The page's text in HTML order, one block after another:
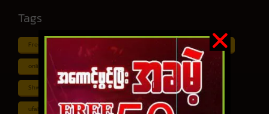
Tags
Free ငါး ပစ် ဂိမ်း Online ငါး ဂိမ်း apk
online ငါး ပစ် ဂိမ်းapp Shan Koe Mee ငါး ပစ် ဂိမ်း
Shwe ကာစီနို APK UFABET ufabet888
ufabet เข้าสู่ระบบ ကာစီနို app ကာစီနို ဂိမ်း